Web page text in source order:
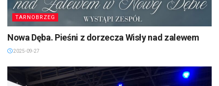
TARNOBRZEG
Nowa Dęba. Pieśni z dorzecza Wisły nad zalewem
2025-09-27